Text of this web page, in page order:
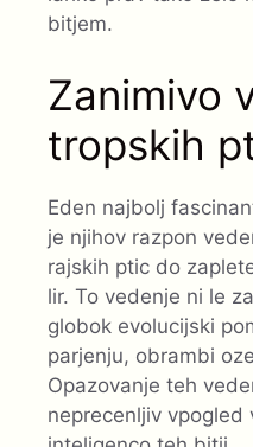
bitjem.
Zanimivo
tropskih
Eden najbolj
je njihov razpon
rajskih ptic do
lir. To vedenje ni le
globok evolucijski
parjenju, obrambi
Opazovanje teh
neprecenljiv vpogled